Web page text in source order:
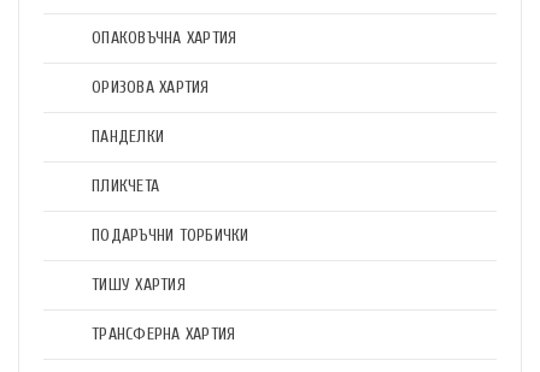
ОПАКОВЪЧНА ХАРТИЯ
ОРИЗОВА ХАРТИЯ
ПАНДЕЛКИ
ПЛИКЧЕТА
ПОДАРЪЧНИ ТОРБИЧКИ
ТИШУ ХАРТИЯ
ТРАНСФЕРНА ХАРТИЯ